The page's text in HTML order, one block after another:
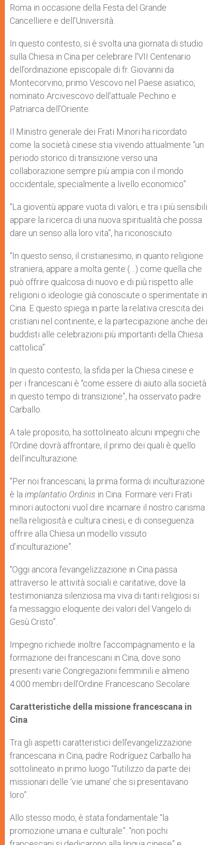
Roma in occasione della Festa del Grande
Cancelliere e dell’Università.
In questo contesto, si è svolta una giornata di studio
sulla Chiesa in Cina per celebrare l’VII Centenario
dell’ordinazione episcopale di fr. Giovanni da
Montecorvino, primo Vescovo nel Paese asiatico,
nominato Arcivescovo dell’attuale Pechino e
Patriarca dell’Oriente.
Il Ministro generale dei Frati Minori ha ricordato
come la società cinese stia vivendo attualmente “un
periodo storico di transizione verso una
collaborazione sempre più ampia con il mondo
occidentale, specialmente a livello economico”.
“La gioventù appare vuota di valori, e tra i più sensibili
appare la ricerca di una nuova spiritualità che possa
dare un senso alla loro vita”, ha riconosciuto.
“In questo senso, il cristianesimo, in quanto religione
straniera, appare a molta gente (…) come quella che
può offrire qualcosa di nuovo e di più rispetto alle
religioni o ideologie già conosciute o sperimentate in
Cina. E questo spiega in parte la relativa crescita dei
cristiani nel continente, e la partecipazione anche dei
buddisti alle celebrazioni più importanti della Chiesa
cattolica”.
In questo contesto, la sfida per la Chiesa cinese e
per i francescani è “come essere di aiuto alla società
in questo tempo di transizione”, ha osservato padre
Carballo.
A tale proposito, ha sottolineato alcuni impegni che
l’Ordine dovrà affrontare, il primo dei quali è quello
dell’inculturazione.
“Per noi francescani, la prima forma di inculturazione
è la implantatio Ordinis in Cina. Formare veri Frati
minori autoctoni vuol dire incarnare il nostro carisma
nella religiosità e cultura cinesi, e di conseguenza
offrire alla Chiesa un modello vissuto
d’inculturazione”.
“Oggi ancora l’evangelizzazione in Cina passa
attraverso le attività sociali e caritative, dove la
testimonianza silenziosa ma viva di tanti religiosi si
fa messaggio eloquente dei valori del Vangelo di
Gesù Cristo”.
Impegno richiede inoltre l’accompagnamento e la
formazione dei francescani in Cina, dove sono
presenti varie Congregazioni femminili e almeno
4.000 membri dell’Ordine Francescano Secolare.
Caratteristiche della missione francescana in
Cina
Tra gli aspetti caratteristici dell’evangelizzazione
francescana in Cina, padre Rodríguez Carballo ha
sottolineato in primo luogo “l’utilizzo da parte dei
missionari delle ‘vie umane’ che si presentavano
loro”.
Allo stesso modo, è stata fondamentale “la
promozione umana e culturale”: “non pochi